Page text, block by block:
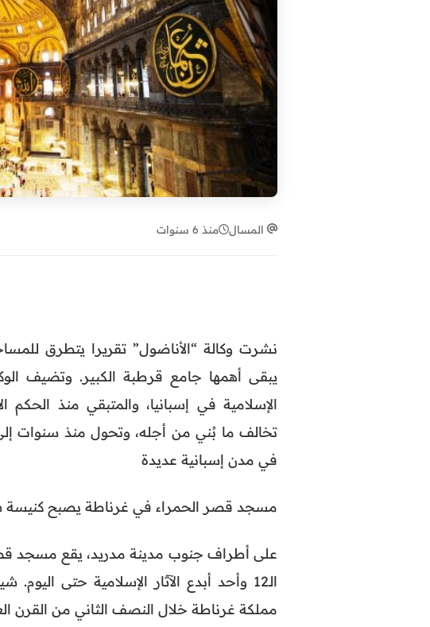
المسال منذ 6 سنوات
نشرت وكالة “الأناضول” تقريرا يتطرق
يبقى أهمها جامع قرطبة الكبير. وتضيف
الإسلامية في إسبانيا، والمتبقي منذ
تخالف ما بُني من أجله، وتحول منذ سنوات
في مدن إسبانية عديدة
مسجد قصر الحمراء في غرناطة يصبح كنيسة
على أطراف جنوب مدينة مدريد، يقع مسجد
الـ12 وأحد أبدع الآثار الإسلامية حتى
مملكة غرناطة خلال النصف الثاني من القرن